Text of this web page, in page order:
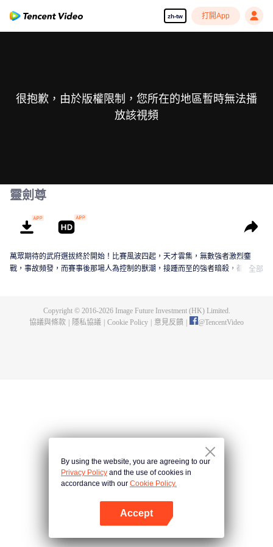
zh-tw 打開App
很抱歉，由於版權限制，您所在的地區暫時無法播
放該視頻
靈劍尊
萬眾期待的武府選拔終於開始！比賽風波四起，天才雲集，無數強者激烈鏖
戰，事故頻發，而賽事後那場人為控制的獸潮，接踵而至的強者暗殺，都顯示
全部
Copyright © 2016-2026Image Future Investment (HK) Limited.
協議與條款
隱私協議 Cookie Policy 意見反饋 @TencentVideo
By using the website, you are agreeing to our
Privacy Policy and the use of cookies in
accordance with our Cookie Policy.
Accept